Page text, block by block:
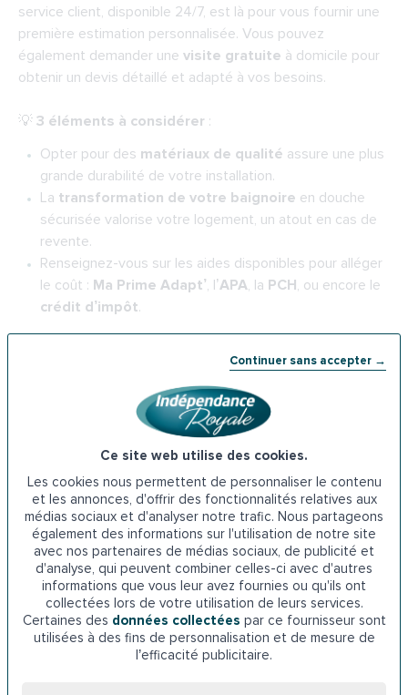
Continuer sans accepter →
Ce site web utilise des cookies.
Les cookies nous permettent de personnaliser le contenu
et les annonces, d'offrir des fonctionnalités relatives aux
médias sociaux et d'analyser notre trafic. Nous partageons
également des informations sur l'utilisation de notre site
avec nos partenaires de médias sociaux, de publicité et
d'analyse, qui peuvent combiner celles-ci avec d'autres
informations que vous leur avez fournies ou qu'ils ont
collectées lors de votre utilisation de leurs services.
Certaines des données collectées par ce fournisseur sont
utilisées à des fins de personnalisation et de mesure de
l’efficacité publicitaire.
service client, disponible 24/7, est là pour vous fournir une
première estimation personnalisée. Vous pouvez
également demander une visite gratuite à domicile pour
obtenir un devis détaillé et adapté à vos besoins.
💡 3 éléments à considérer :
Opter pour des matériaux de qualité assure une plus
grande durabilité de votre installation.
La transformation de votre baignoire en douche
sécurisée valorise votre logement, un atout en cas de
revente.
Renseignez-vous sur les aides disponibles pour alléger
le coût : Ma Prime Adapt’, l’APA, la PCH, ou encore le
crédit d’impôt.
Pourquoi choisir Indépendance Royale
pour remplacer votre baignoire par une
douche senior à Nevers ?
Installation rapide en 8 heures chrono
✔️ Numéro 1 de l’aménagement du domicile senior
avec plus de 100 000 clients satisfaits.
✔️+ de 9 clients sur 10 convaincuspar la qualité de nos
services.
Recommandé par les experts de santéet reconnu
par les médias spécialisés.
Nos installateurs se déplacent dans
toute l’agglomération nivernaise :